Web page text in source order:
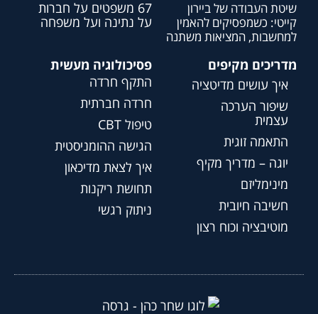
שיטת העבודה של ביירון
קייטי: כשמפסיקים להאמין
למחשבות, המציאות משתנה
67 משפטים על חברות
על נתינה ועל משפחה
מדריכים מקיפים
איך עושים מדיטציה
שיפור הערכה
עצמית
התאמה זוגית
יוגה – מדריך מקיף
מינימליזם
חשיבה חיובית
מוטיבציה וכוח רצון
פסיכולוגיה מעשית
התקף חרדה
חרדה חברתית
טיפול CBT
הגישה ההומניסטית
איך לצאת מדיכאון
תחושת ריקנות
ניתוק רגשי